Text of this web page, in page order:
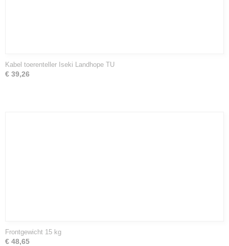
Kabel toerenteller Iseki Landhope TU
€ 39,26
Frontgewicht 15 kg
€ 48,65